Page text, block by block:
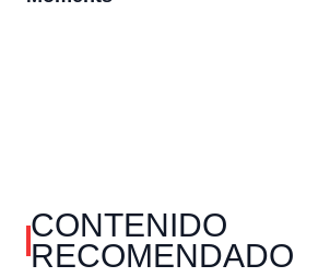
CONTENIDO
RECOMENDADO